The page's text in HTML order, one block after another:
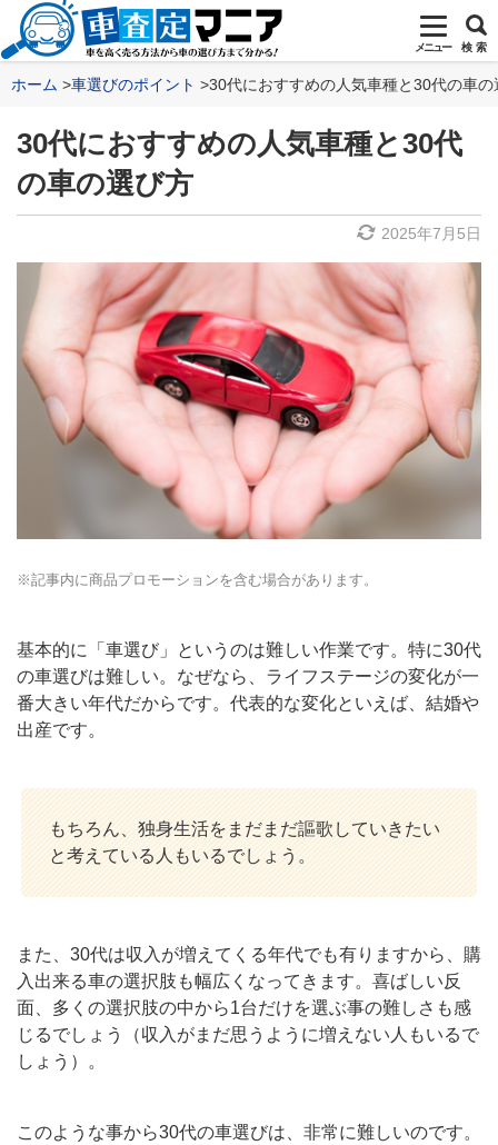
メニュー 検 索
ホーム 車選びのポイント 30代におすすめの人気車種と30代の車の
30代におすすめの人気車種と30代
の車の選び方
2025年7月5日
※記事内に商品プロモーションを含む場合があります。
基本的に「車選び」というのは難しい作業です。特に30代
の車選びは難しい。なぜなら、ライフステージの変化が一
番大きい年代だからです。代表的な変化といえば、結婚や
出産です。
もちろん、独身生活をまだまだ謳歌していきたい
と考えている人もいるでしょう。
また、30代は収入が増えてくる年代でも有りますから、購
入出来る車の選択肢も幅広くなってきます。喜ばしい反
面、多くの選択肢の中から1台だけを選ぶ事の難しさも感
じるでしょう（収入がまだ思うように増えない人もいるで
しょう）。
このような事から30代の車選びは、非常に難しいのです。